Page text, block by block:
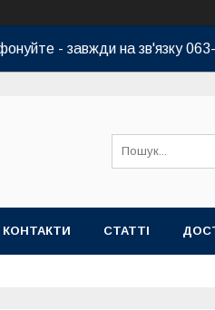
- завжди на зв'язку
КОНТАКТИ СТАТТІ